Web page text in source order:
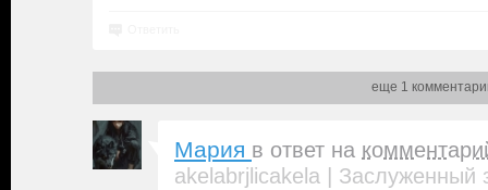
еще 1
Мария в ответ на
akelabrjlicakela | Заслуженный